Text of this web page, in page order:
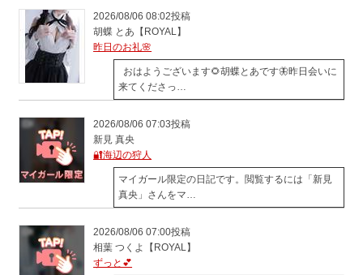
2026/08/06 08:02投稿
胡蝶 とあ【ROYAL】
昨日のお礼🌸
おはようございます🌻胡蝶とあです🦋昨日会いに
来てくださっ…
2026/08/06 07:03投稿
新見 真央
🔐海辺の狩人
マイガール限定の日記です。閲覧するには「新見
真央」さんをマ…
2026/08/06 07:00投稿
相葉 つくよ【ROYAL】
ずっと💕